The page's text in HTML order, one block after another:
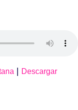
Descargar